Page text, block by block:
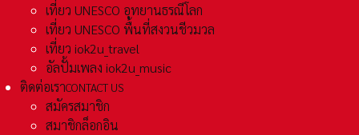
เที่ยว UNESCO อุทยานธรณีโลก
เที่ยว UNESCO พื้นที่สงวนชีวมวล
เที่ยว iok2u_travel
อัลปั้มเพลง iok2u_music
ติดต่อเราCONTACT US
สมัครสมาชิก
สมาชิกล็อกอิน